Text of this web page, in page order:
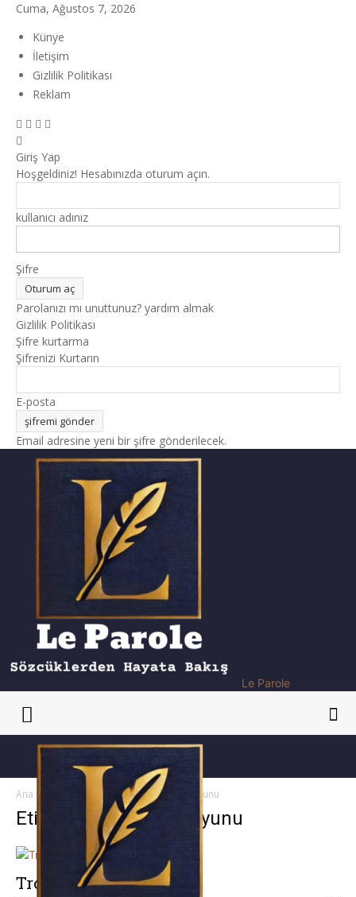
Cuma, Ağustos 7, 2026
Künye
İletişim
Gizlilik Politikası
Reklam
Giriş Yap
Hoşgeldiniz! Hesabınızda oturum açın.
kullanıcı adınız
Şifre
Parolanızı mı unuttunuz? yardım almak
Gizlilik Politikası
Şifre kurtarma
Şifrenizi Kurtarın
E-posta
Email adresine yeni bir şifre gönderilecek.
Le Parole
Ana Sayfa Trom Tiyatro Oyunu
Etiket: Trom Tiyatro Oyunu
Trom Tiyatro Oyunu